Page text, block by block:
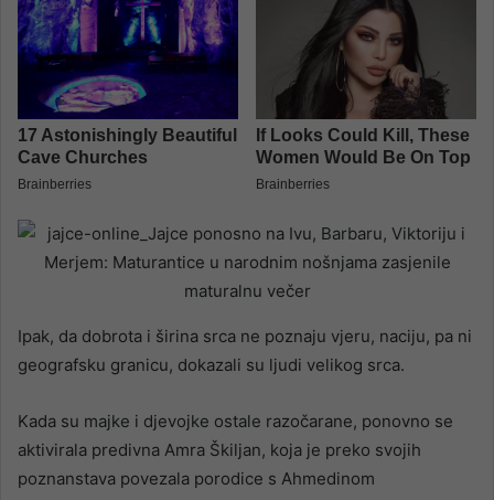
Ipak, da dobrota i širina srca ne poznaju vjeru, naciju, pa ni
geografsku granicu, dokazali su ljudi velikog srca.
Kada su majke i djevojke ostale razočarane, ponovno se
aktivirala predivna Amra Škiljan, koja je preko svojih
poznanstava povezala porodice s Ahmedinom